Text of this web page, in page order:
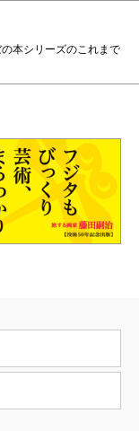
本シリーズのこれまで